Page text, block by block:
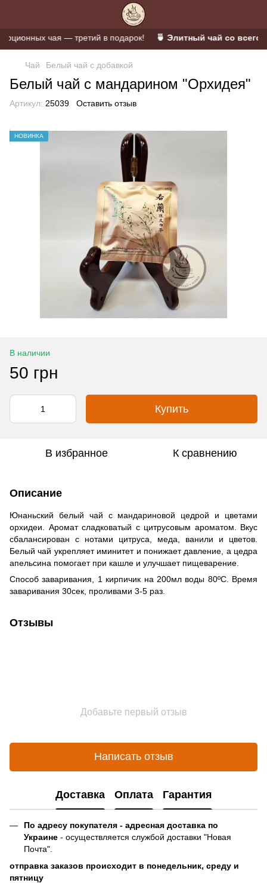
чая — третий в подарок! 🍵 Элитный чай со всего
Чай Белый чай с добавкой
Белый чай с мандарином "Орхидея"
Артикул: 25039 Оставить отзыв
НОВИНКА
В наличии
50 грн
Купить
В избранное К сравнению
Описание
Юнаньский белый чай с мандариновой цедрой и цветами
орхидеи. Аромат сладковатый с цитрусовым ароматом. Вкус
сбалансирован с нотами цитруса, меда, ванили и цветов.
Белый чай укрепляет иминитет и понижает давление, а цедра
апельсина помогает при кашле и улучшает пищеварение.
Способ заваривания, 1 кирпичик на 200мл воды 80ºС. Время
заваривания 30сек, проливами 3-5 раз.
Отзывы
Добавьте первый отзыв
Написать отзыв
Доставка Оплата Гарантия
По адресу покупателя - адресная доставка по
Украине - осуществляется службой доставки "Новая
Почта".
отправка заказов происходит в понедельник, среду и
пятницу